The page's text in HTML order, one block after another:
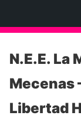
N.E.E. La
Mecenas
Libertad